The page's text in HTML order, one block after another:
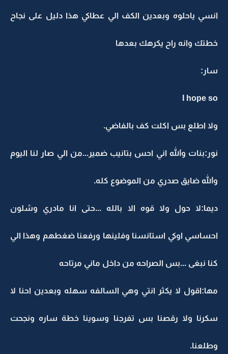
انسي ياحلوه وبعدين الكف الي عطاكي هذا دليل على نجاح
خطتك وانه راح يكرهك بعدها
سار:
I hope so
ولا اطلع بس اكلت كف بالفاضي.
نور:بنات والله اني احس بتانيب ضمير...من الي صار لنا اليوم
والله ضايق صدري من الموضوع كله.
ديما:لا حول ولا قوه الا بالله ...حتى انا مادري وشلون
احساسي اوكي استانسنا وفلينها ورفعنا ضغطهم وهذا الي
كنا نبغى ...بس الصراحه من داخل ماني مرتاحه
مها:اقول لا يكثر انتي وهي السالفه سهله وبعدين احنا لا
سكرنا ولا رقصنا بس تفرجنا وسوينا خطة ساره ونجحت
وطلعنا.